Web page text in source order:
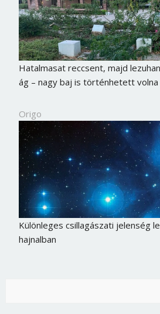
Hatalmasat reccsent, majd
ág – nagy baj is történhetett volna
Origo
Különleges csillagászati jelenség
hajnalban